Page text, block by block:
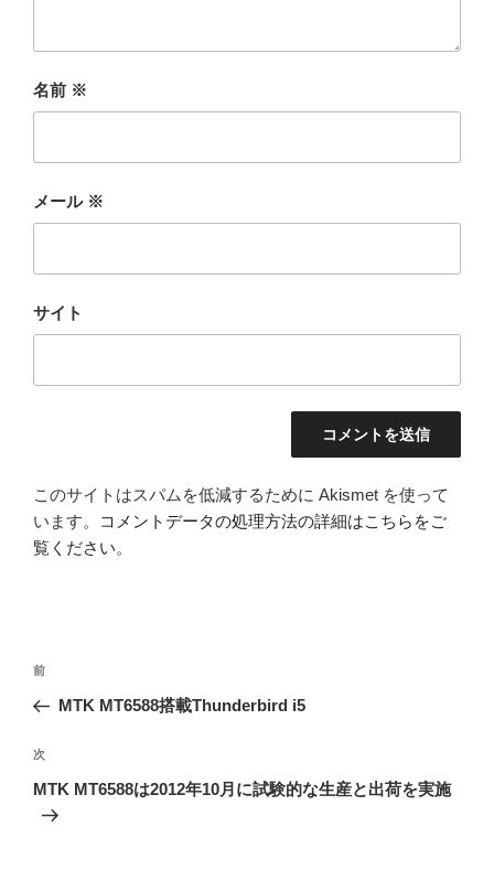
名前 ※
メール ※
サイト
このサイトはスパムを低減するために Akismet を使って
います。
コメントデータの処理方法の詳細はこちらをご
覧ください。
投
ナ
ビ
ゲ
ー
前
の
稿
前
MTK MT6588搭載Thunderbird i5
次
の
次
MTK MT6588は2012年10月に試験的な生産と出荷を実施